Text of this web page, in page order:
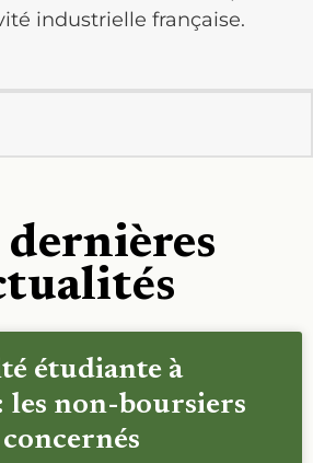
industrielle française.
dernières
étudiante à
les non-boursiers